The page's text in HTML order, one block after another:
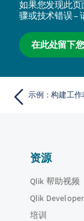
如果您发现此页
骤或技术错误 –
在此处留下
示例：构建工作
资源
Qlik 帮助视频
Qlik Developer
培训